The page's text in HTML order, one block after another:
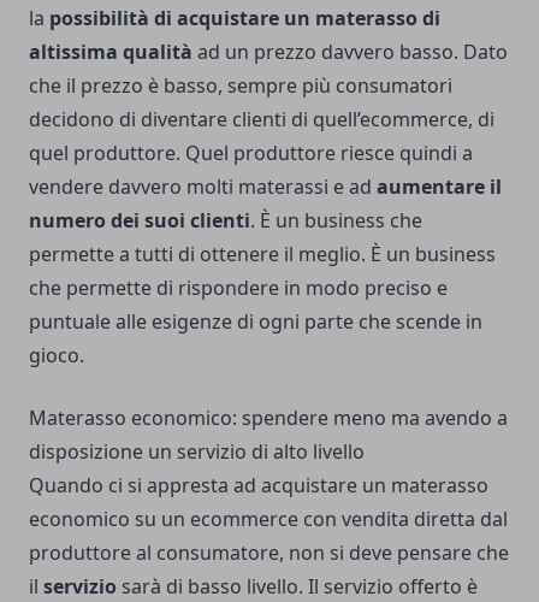
la possibilità di acquistare un materasso di
altissima qualità ad un prezzo davvero basso. Dato
che il prezzo è basso, sempre più consumatori
decidono di diventare clienti di quell’ecommerce, di
quel produttore. Quel produttore riesce quindi a
vendere davvero molti materassi e ad aumentare il
numero dei suoi clienti. È un business che
permette a tutti di ottenere il meglio. È un business
che permette di rispondere in modo preciso e
puntuale alle esigenze di ogni parte che scende in
gioco.
Materasso economico: spendere meno ma avendo a
disposizione un servizio di alto livello
Quando ci si appresta ad acquistare un materasso
economico su un ecommerce con vendita diretta dal
produttore al consumatore, non si deve pensare che
il servizio sarà di basso livello. Il servizio offerto è